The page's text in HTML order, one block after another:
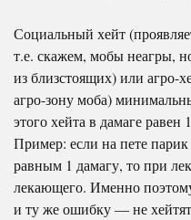
Социальный хейт
т.е. скажем, мобы неагры,
из близстоящих) или агро-
агро-зону моба)
этого хейта в дамаге равен
Пример: если на пете
равным 1 дамагу, то при
лекающего. Именно
и ту же ошибку — не